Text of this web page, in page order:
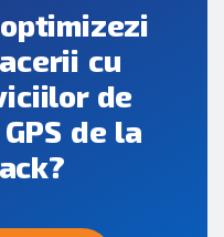
cu
de
de la